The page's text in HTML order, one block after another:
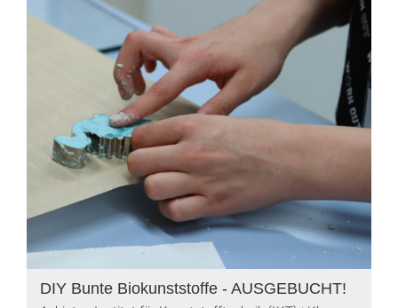
DIY Bunte Biokunststoffe - AUSGEBUCHT!